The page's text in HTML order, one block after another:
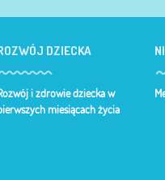
DZIECKA
i zdrowie dziecka w
miesiącach życia